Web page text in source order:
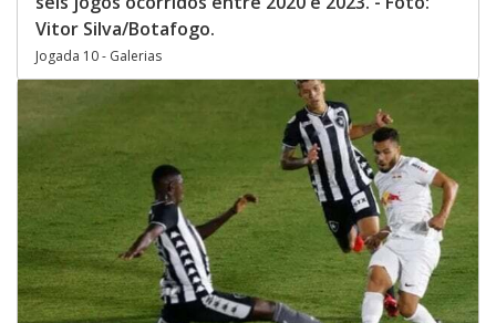
Vitor Silva/Botafogo.
Jogada 10 - Galerias